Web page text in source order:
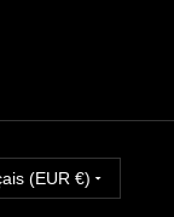
(EUR €)